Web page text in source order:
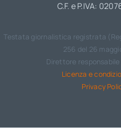
C.F. e P.IVA:
Testata giornalistica registrata
256 del 26
Direttore responsabile
Licenza e
Privacy